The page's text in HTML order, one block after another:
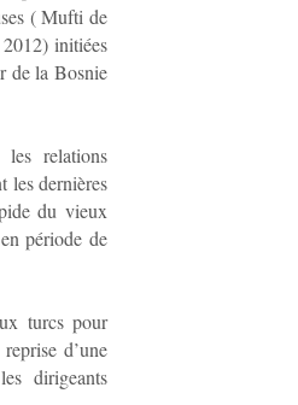
( Mufti de
initiées
de la Bosnie
relations
les dernières
du vieux
période de
turcs pour
d’une
dirigeants